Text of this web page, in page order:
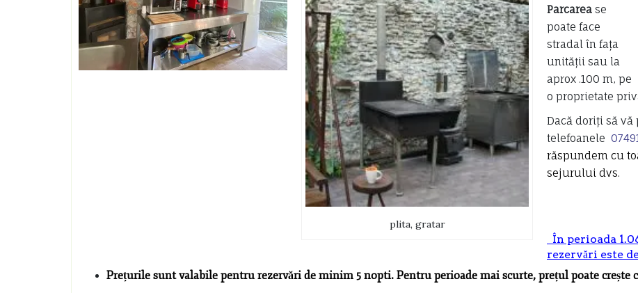
plita, gratar
Parcarea se
poate face
stradal în fața
unității sau la
aprox .100 m, pe
o proprietate
Dacă doriți să
telefoanele
răspundem cu
sejurului dvs.
În perioada
rezervări este
Prețurile sunt valabile pentru rezervări de minim 5 nopti. Pentru perioade mai scurte, prețul poate crește